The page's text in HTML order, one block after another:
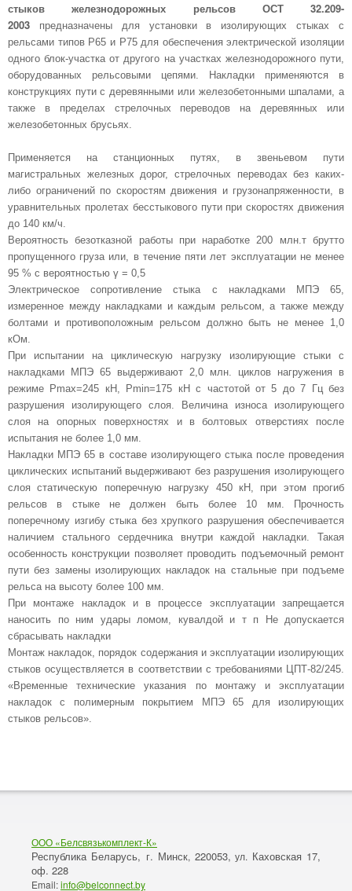
стыков железнодорожных рельсов ОСТ 32.209-
2003
предназначены для установки в изолирующих стыках с
рельсами типов Р65 и Р75 для обеспечения электрической изоляции
одного блок-участка от другого на участках железнодорожного пути,
оборудованных рельсовыми цепями. Накладки применяются в
конструкциях пути с деревянными или железобетонными шпалами, а
также в пределах стрелочных переводов на деревянных или
железобетонных брусьях.
Применяется на станционных путях, в звеньевом пути
магистральных железных дорог, стрелочных переводах без каких-
либо ограничений по скоростям движения и грузонапряженности, в
уравнительных пролетах бесстыкового пути при скоростях движения
до 140 км/ч.
Вероятность безотказной работы при наработке 200 млн.т брутто
пропущенного груза или, в течение пяти лет эксплуатации не менее
95 % с вероятностью γ = 0,5
Электрическое сопротивление стыка с накладками МПЭ 65,
измеренное между накладками и каждым рельсом, а также между
болтами и противоположным рельсом должно быть не менее 1,0
кОм.
При испытании на циклическую нагрузку изолирующие стыки с
накладками МПЭ 65 выдерживают 2,0 млн. циклов нагружения в
режиме Рmах=245 кН, Рmin=175 кН с частотой от 5 до 7 Гц без
разрушения изолирующего слоя. Величина износа изолирующего
слоя на опорных поверхностях и в болтовых отверстиях после
испытания не более 1,0 мм.
Накладки МПЭ 65 в составе изолирующего стыка после проведения
циклических испытаний выдерживают без разрушения изолирующего
слоя статическую поперечную нагрузку 450 кН, при этом прогиб
рельсов в стыке не должен быть более 10 мм. Прочность
поперечному изгибу стыка без хрупкого разрушения обеспечивается
наличием стального сердечника внутри каждой накладки. Такая
особенность конструкции позволяет проводить подъемочный ремонт
пути без замены изолирующих накладок на стальные при подъеме
рельса на высоту более 100 мм.
При монтаже накладок и в процессе эксплуатации запрещается
наносить по ним удары ломом, кувалдой и т п Не допускается
сбрасывать накладки
Монтаж накладок, порядок содержания и эксплуатации изолирующих
стыков осуществляется в соответствии с требованиями ЦПТ-82/245.
«Временные технические указания по монтажу и эксплуатации
накладок с полимерным покрытием МПЭ 65 для изолирующих
стыков рельсов».
ООО «Белсвязькомплект-К»
Республика Беларусь, г. Минск, 220053, ул. Каховская 17,
оф. 228
Email:info@belconnect.by